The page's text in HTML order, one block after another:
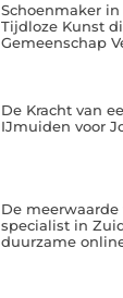
Schoenmaker
Tijdloze Kunst
Gemeenschap
De Kracht van
IJmuiden voor
De meerwaarde
specialist in
duurzame